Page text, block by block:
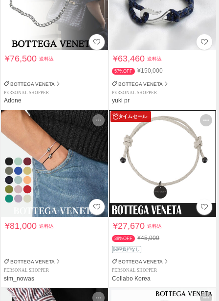
¥76,500送料込
BOTTEGA VENETA
PERSONAL SHOPPER
Adone
¥63,460送料込
57%OFF ¥150,000
BOTTEGA VENETA
PERSONAL SHOPPER
yuki pr
¥81,000送料込
BOTTEGA VENETA
PERSONAL SHOPPER
sim_nowas
タイムセール
¥27,670送料込
38%OFF ¥45,000
関税負担なし
BOTTEGA VENETA
PERSONAL SHOPPER
Collabo Korea